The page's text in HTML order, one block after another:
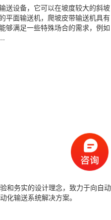
送设备，它可以在坡度较大的斜坡
平面输送机，爬坡皮带输送机具有
够满足一些特殊场合的需求，例如
和务实的设计理念，致力于向自动
化输送系统解决方案。